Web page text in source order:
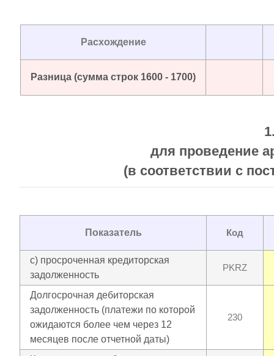
Расхождение
Разница (сумма строк 1600 - 1700)
для проведение
(в соответствии с
Показатель Код
с) просроченная кредиторская
задолженность
PKRZ
Долгосрочная дебиторская
задолженность (платежи по которой
ожидаются более чем через 12
месяцев после отчетной даты)
230